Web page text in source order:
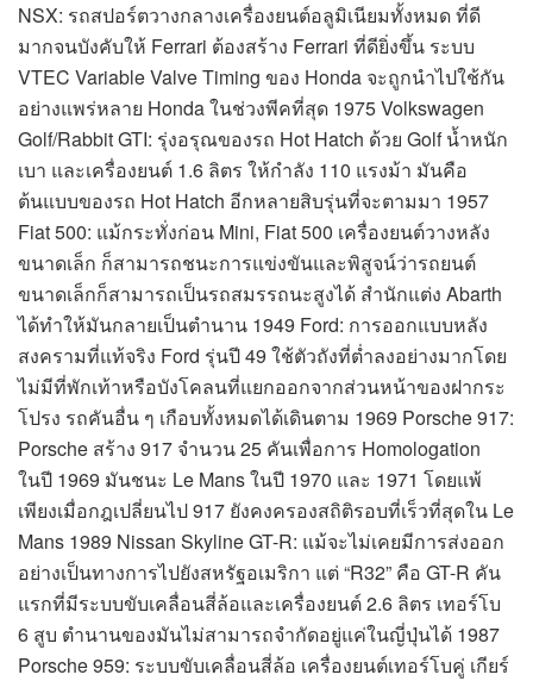
NSX: รถสปอร์ตวางกลางเครื่องยนต์อลูมิเนียมทั้งหมด ที่ดี
มากจนบังคับให้ Ferrari ต้องสร้าง Ferrari ที่ดียิ่งขึ้น ระบบ
VTEC Variable Valve Timing ของ Honda จะถูกนำไปใช้กัน
อย่างแพร่หลาย Honda ในช่วงพีคที่สุด 1975 Volkswagen
Golf/Rabbit GTI: รุ่งอรุณของรถ Hot Hatch ด้วย Golf น้ำหนัก
เบา และเครื่องยนต์ 1.6 ลิตร ให้กำลัง 110 แรงม้า มันคือ
ต้นแบบของรถ Hot Hatch อีกหลายสิบรุ่นที่จะตามมา 1957
Fiat 500: แม้กระทั่งก่อน Mini, Fiat 500 เครื่องยนต์วางหลัง
ขนาดเล็ก ก็สามารถชนะการแข่งขันและพิสูจน์ว่ารถยนต์
ขนาดเล็กก็สามารถเป็นรถสมรรถนะสูงได้ สำนักแต่ง Abarth
ได้ทำให้มันกลายเป็นตำนาน 1949 Ford: การออกแบบหลัง
สงครามที่แท้จริง Ford รุ่นปี 49 ใช้ตัวถังที่ต่ำลงอย่างมากโดย
ไม่มีที่พักเท้าหรือบังโคลนที่แยกออกจากส่วนหน้าของฝากระ
โปรง รถคันอื่น ๆ เกือบทั้งหมดได้เดินตาม 1969 Porsche 917:
Porsche สร้าง 917 จำนวน 25 คันเพื่อการ Homologation
ในปี 1969 มันชนะ Le Mans ในปี 1970 และ 1971 โดยแพ้
เพียงเมื่อกฎเปลี่ยนไป 917 ยังคงครองสถิติรอบที่เร็วที่สุดใน Le
Mans 1989 Nissan Skyline GT-R: แม้จะไม่เคยมีการส่งออก
อย่างเป็นทางการไปยังสหรัฐอเมริกา แต่ “R32” คือ GT-R คัน
แรกที่มีระบบขับเคลื่อนสี่ล้อและเครื่องยนต์ 2.6 ลิตร เทอร์โบ
6 สูบ ตำนานของมันไม่สามารถจำกัดอยู่แค่ในญี่ปุ่นได้ 1987
Porsche 959: ระบบขับเคลื่อนสี่ล้อ เครื่องยนต์เทอร์โบคู่ เกียร์